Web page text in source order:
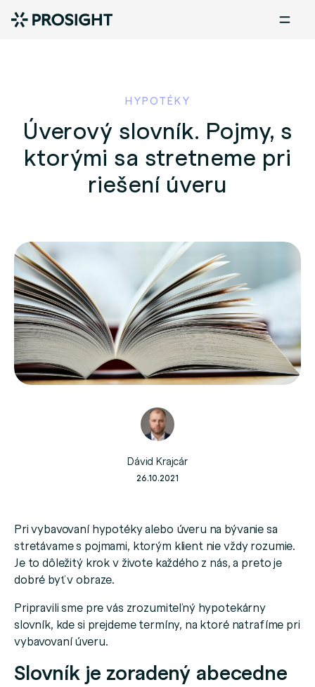
HYPOTÉKY
Úverový slovník. Pojmy, s
ktorými sa stretneme pri
riešení úveru
Dávid Krajcár
26.10.2021
Pri vybavovaní hypotéky alebo úveru na bývanie sa
stretávame s pojmami, ktorým klient nie vždy rozumie.
Je to dôležitý krok v živote každého z nás, a preto je
dobré byť v obraze.
Pripravili sme pre vás zrozumiteľný hypotekárny
slovník, kde si prejdeme termíny, na ktoré natrafíme pri
vybavovaní úveru.
Slovník je zoradený abecedne